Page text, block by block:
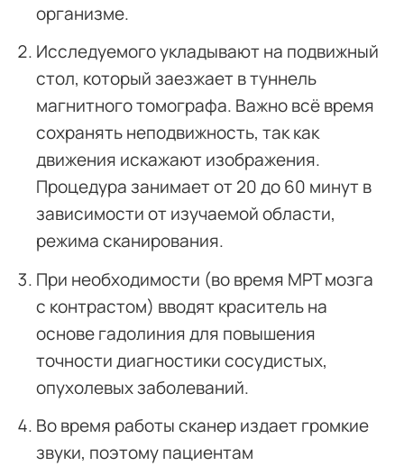
организме.
Исследуемого укладывают на подвижный
стол, который заезжает в туннель
магнитного томографа. Важно всё время
сохранять неподвижность, так как
движения искажают изображения.
Процедура занимает от 20 до 60 минут в
зависимости от изучаемой области,
режима сканирования.
При необходимости (во время МРТ мозга
с контрастом) вводят краситель на
основе гадолиния для повышения
точности диагностики сосудистых,
опухолевых заболеваний.
Во время работы сканер издает громкие
звуки, поэтому пациентам